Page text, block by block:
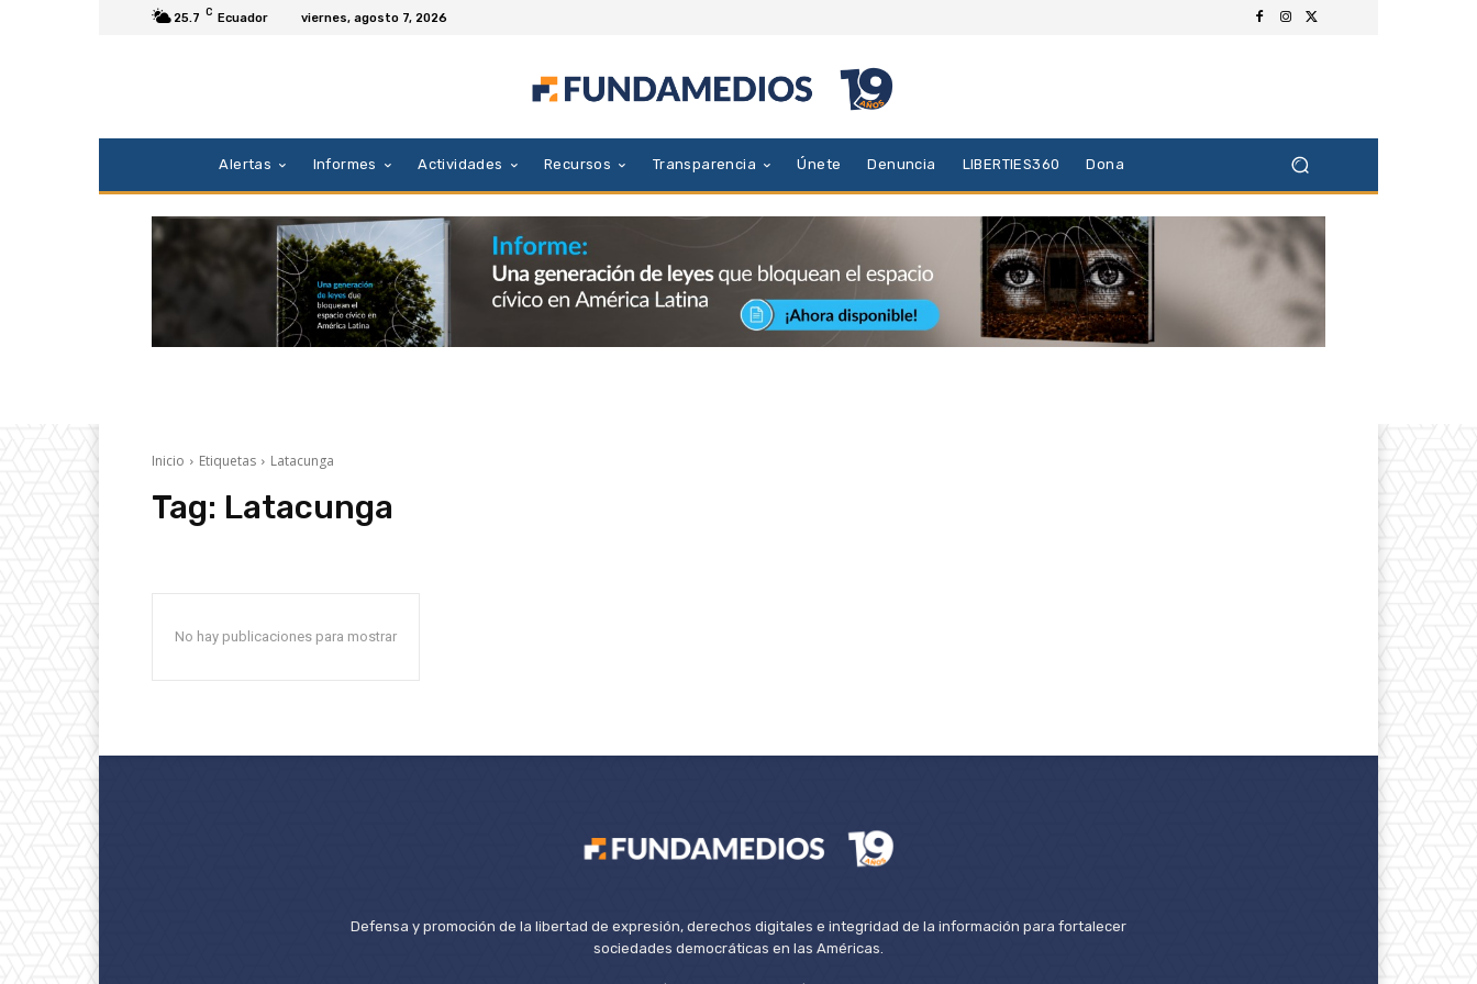
25.7 C Ecuador viernes, agosto 7, 2026
Alertas Informes Actividades Recursos Transparencia Únete Denuncia LIBERTIES360 Dona
Inicio Etiquetas Latacunga
Tag: Latacunga
No hay publicaciones para mostrar
Defensa y promoción de la libertad de expresión, derechos digitales e integridad de la información para fortalecer
sociedades democráticas en las Américas.